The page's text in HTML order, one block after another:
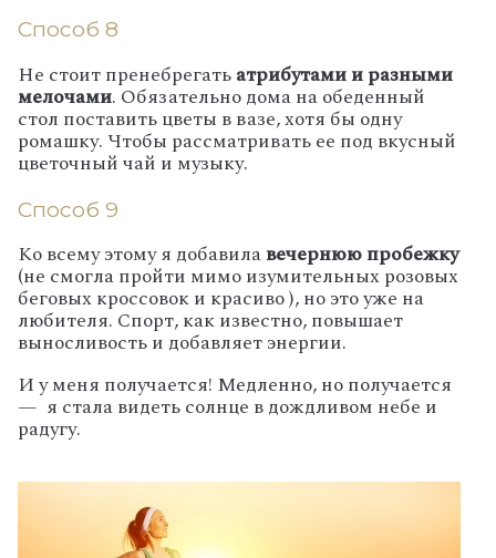
Способ 8
Не стоит пренебрегатьатрибутами и разными
мелочами. Обязательно дома на обеденный
стол поставить цветы в вазе, хотя бы одну
ромашку. Чтобы рассматривать ее под вкусный
цветочный чай и музыку.
Способ 9
Ко всему этому я добавилавечернюю пробежку
(не смогла пройти мимо изумительных розовых
беговых кроссовок и красиво ), но это уже на
любителя. Спорт, как известно, повышает
выносливость и добавляет энергии.
И у меня получается! Медленно, но получается
— я стала видеть солнце в дождливом небе и
радугу.